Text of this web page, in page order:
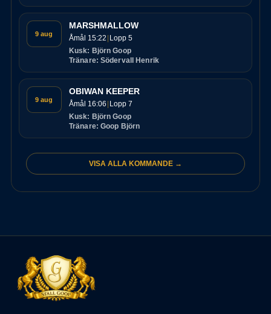
9 aug
MARSHMALLOW
Åmål 15:22 Lopp 5
Kusk: Björn Goop
Tränare: Södervall Henrik
9 aug
OBIWAN KEEPER
Åmål 16:06 Lopp 7
Kusk: Björn Goop
Tränare: Goop Björn
VISA ALLA KOMMANDE →